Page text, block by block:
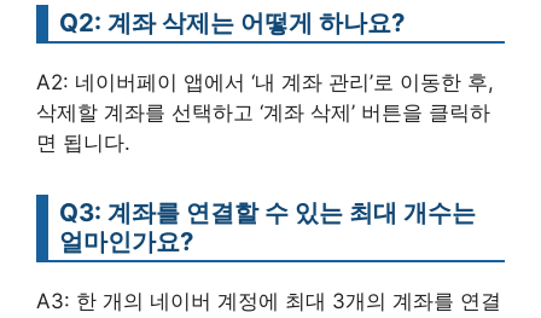
Q2: 계좌 삭제는 어떻게 하나요?
A2: 네이버페이 앱에서 ‘내 계좌 관리’로 이동한 후,
삭제할 계좌를 선택하고 ‘계좌 삭제’ 버튼을 클릭하
면 됩니다.
Q3: 계좌를 연결할 수 있는 최대 개수는
얼마인가요?
A3: 한 개의 네이버 계정에 최대 3개의 계좌를 연결